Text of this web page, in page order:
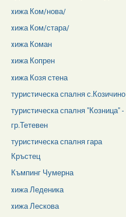
xижа Ком/нова/
xижа Ком/стара/
xижа Коман
xижа Копрен
xижа Козя стена
туристическа спалня с.Козичино
туристическа спалня "Козница" -
гр.Тетевен
туристическа спалня гара
Кръстец
Къмпинг Чумерна
xижа Леденика
xижа Лескова